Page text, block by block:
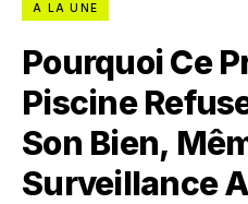
A LA UNE
Pourquoi Ce
Piscine
Son Bien,
Surveillance